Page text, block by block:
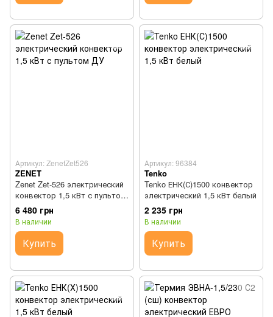
Артикул: ZenetZet526
ZENET
Zenet Zet-526 электрический
конвектор 1,5 кВт с пультом
ДУ
6 480 грн
В наличии
Купить
Артикул: 96384
Tenko
Tenko ЕНК(С)1500 конвектор
электрический 1,5 кВт белый
2 235 грн
В наличии
Купить